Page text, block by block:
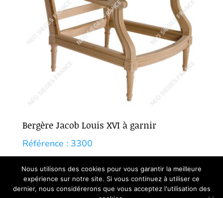
Bergère Jacob Louis XVI à garnir
Référence : 3300
Copyright 2026 - Créé parCeryom
Nous utilisons des cookies pour vous garantir la meilleure
expérience sur notre site. Si vous continuez à utiliser ce
dernier, nous considérerons que vous acceptez l'utilisation des